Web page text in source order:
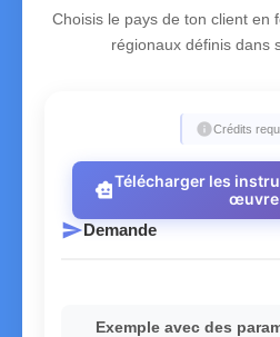
Choisis le pays de ton client en
régionaux définis dans
infoCrédits
smart_toyTélécharger les
œuvre
sendDemande
Exemple avec des